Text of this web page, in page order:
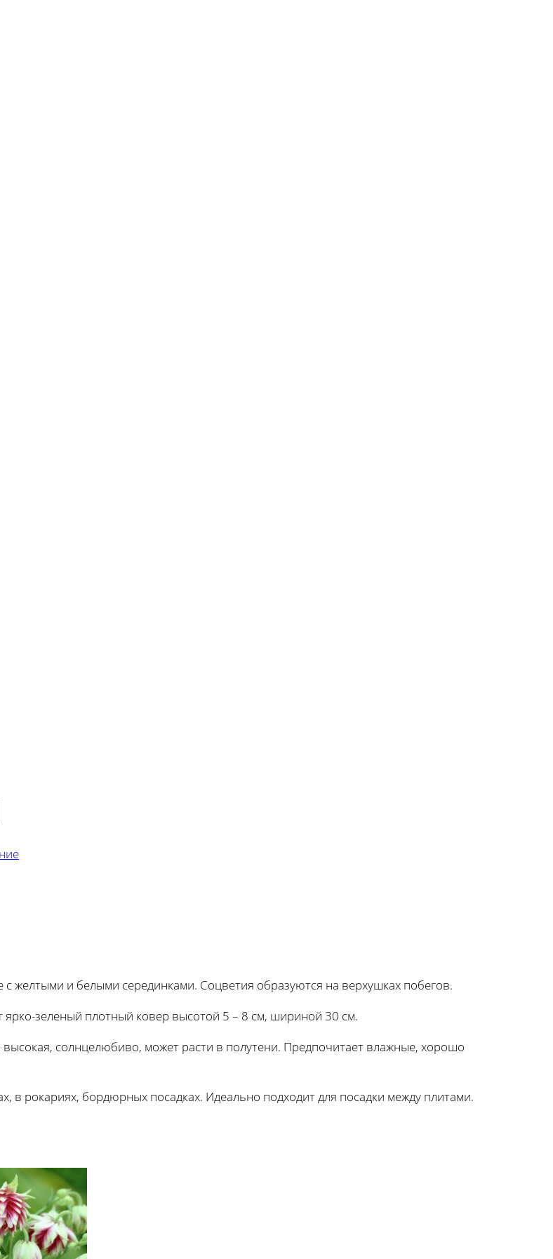
желтыми и белыми серединками. Соцветия образуются на верхушках побегов.
зеленый плотный ковер высотой 5 – 8 см, шириной 30 см.
солнцелюбиво, может расти в полутени. Предпочитает влажные, хорошо
в рокариях, бордюрных посадках. Идеально подходит для посадки между плитами.